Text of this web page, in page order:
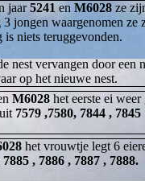
jaar 5241 en M6028 ze
jongen waargenomen ze
is niets teruggevonden.
nest vervangen door een
op het nieuwe nest.
M6028 het eerste ei
7579 ,7580, 7844 , 7845
het vrouwtje legt 6
7885 , 7886 , 7887 , 7888.